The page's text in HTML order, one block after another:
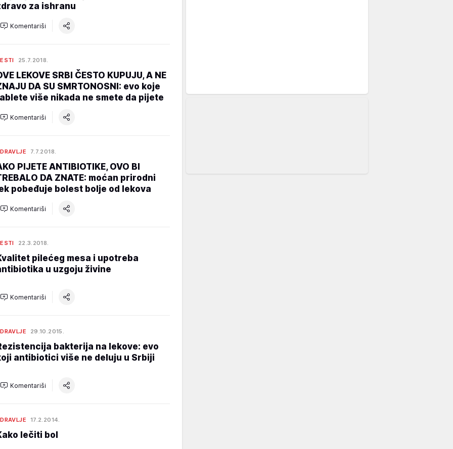
za ishranu
Komentariši
25.7.2018.
LEKOVE SRBI ČESTO KUPUJU, A NE
DA SU SMRTONOSNI: evo koje
više nikada ne smete da pijete
Komentariši
7.7.2018.
PIJETE ANTIBIOTIKE, OVO BI
DA ZNATE: moćan prirodni
pobeđuje bolest bolje od lekova
Komentariši
22.3.2018.
pilećeg mesa i upotreba
u uzgoju živine
Komentariši
29.10.2015.
bakterija na lekove: evo
antibiotici više ne deluju u Srbiji
Komentariši
17.2.2014.
lečiti bol